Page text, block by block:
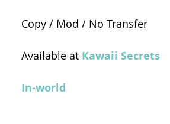
Copy / Mod / No Transfer
Available at Kawaii Secrets
In-world